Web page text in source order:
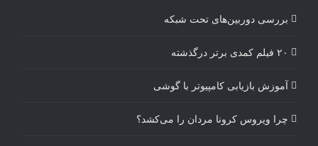
بررسی دوربین‌های تحت شبکه
۲۰ فیلم کمدی برتر درگذشته
آموزش بازیابی کامپیوتر با گوشی
چرا ویروس کرونا مردان را می‌کشد؟